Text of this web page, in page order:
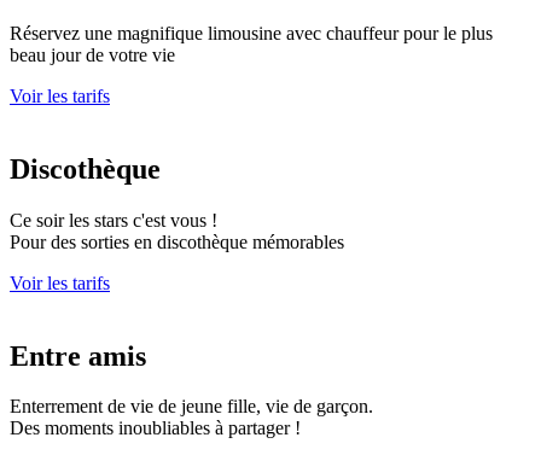
Réservez une magnifique limousine avec chauffeur pour le plus
beau jour de votre vie
Voir les tarifs
Discothèque
Ce soir les stars c'est vous !
Pour des sorties en discothèque mémorables
Voir les tarifs
Entre amis
Enterrement de vie de jeune fille, vie de garçon.
Des moments inoubliables à partager !